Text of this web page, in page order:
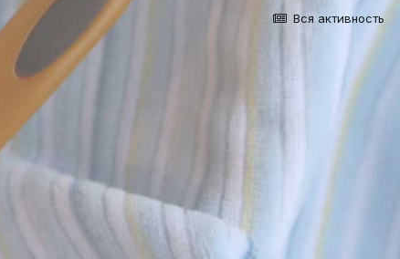
Вся активность